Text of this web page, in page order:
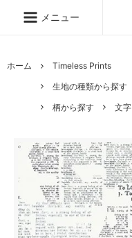
メニュー
ホーム
Timeless Prints
生地の種類から探す
柄から探す
文字